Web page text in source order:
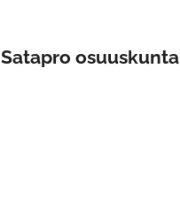
Satapro osuuskunta